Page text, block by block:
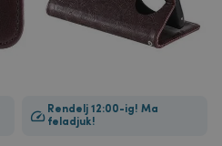
Rendelj 12:00-ig! Ma
feladjuk!